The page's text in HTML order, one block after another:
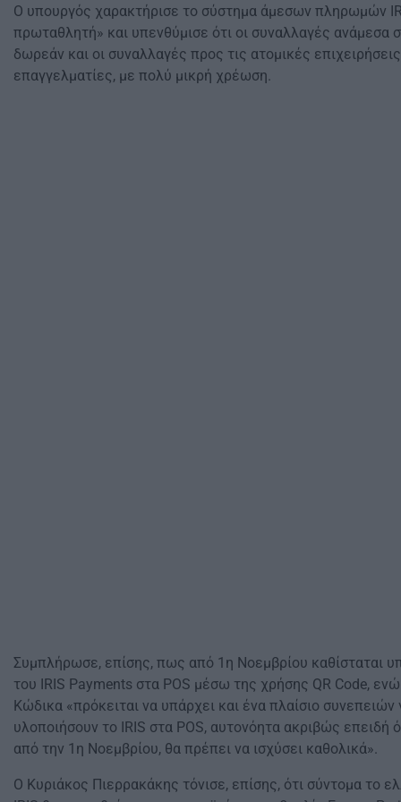
Ο υπουργός χαρακτήρισε το σύστημα άμεσων πληρωμών
πρωταθλητή» και υπενθύμισε ότι οι συναλλαγές ανάμεσα
δωρεάν και οι συναλλαγές προς τις ατομικές
επαγγελματίες, με πολύ μικρή χρέωση.
Συμπλήρωσε, επίσης, πως από 1η Νοεμβρίου καθίσταται
του IRIS Payments στα POS μέσω της χρήσης QR Code,
Κώδικα «πρόκειται να υπάρχει και ένα πλαίσιο συνεπειών
υλοποιήσουν το IRIS στα POS, αυτονόητα ακριβώς επειδή
από την 1η Νοεμβρίου, θα πρέπει να ισχύσει καθολικά».
Ο Κυριάκος Πιερρακάκης τόνισε, επίσης, ότι σύντομα το